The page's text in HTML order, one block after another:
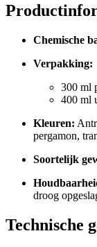
Chemische
Verpakking:
300 ml
400 ml
Kleuren:
pergamon,
Soortelijk
droog
Technische